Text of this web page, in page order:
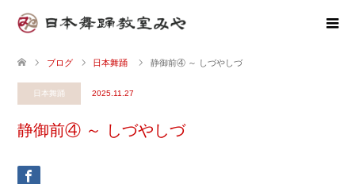
ブログ 日本舞踊 静御前④ ～ しづやしづ
日本舞踊 2025.11.27
静御前④ ～ しづやしづ